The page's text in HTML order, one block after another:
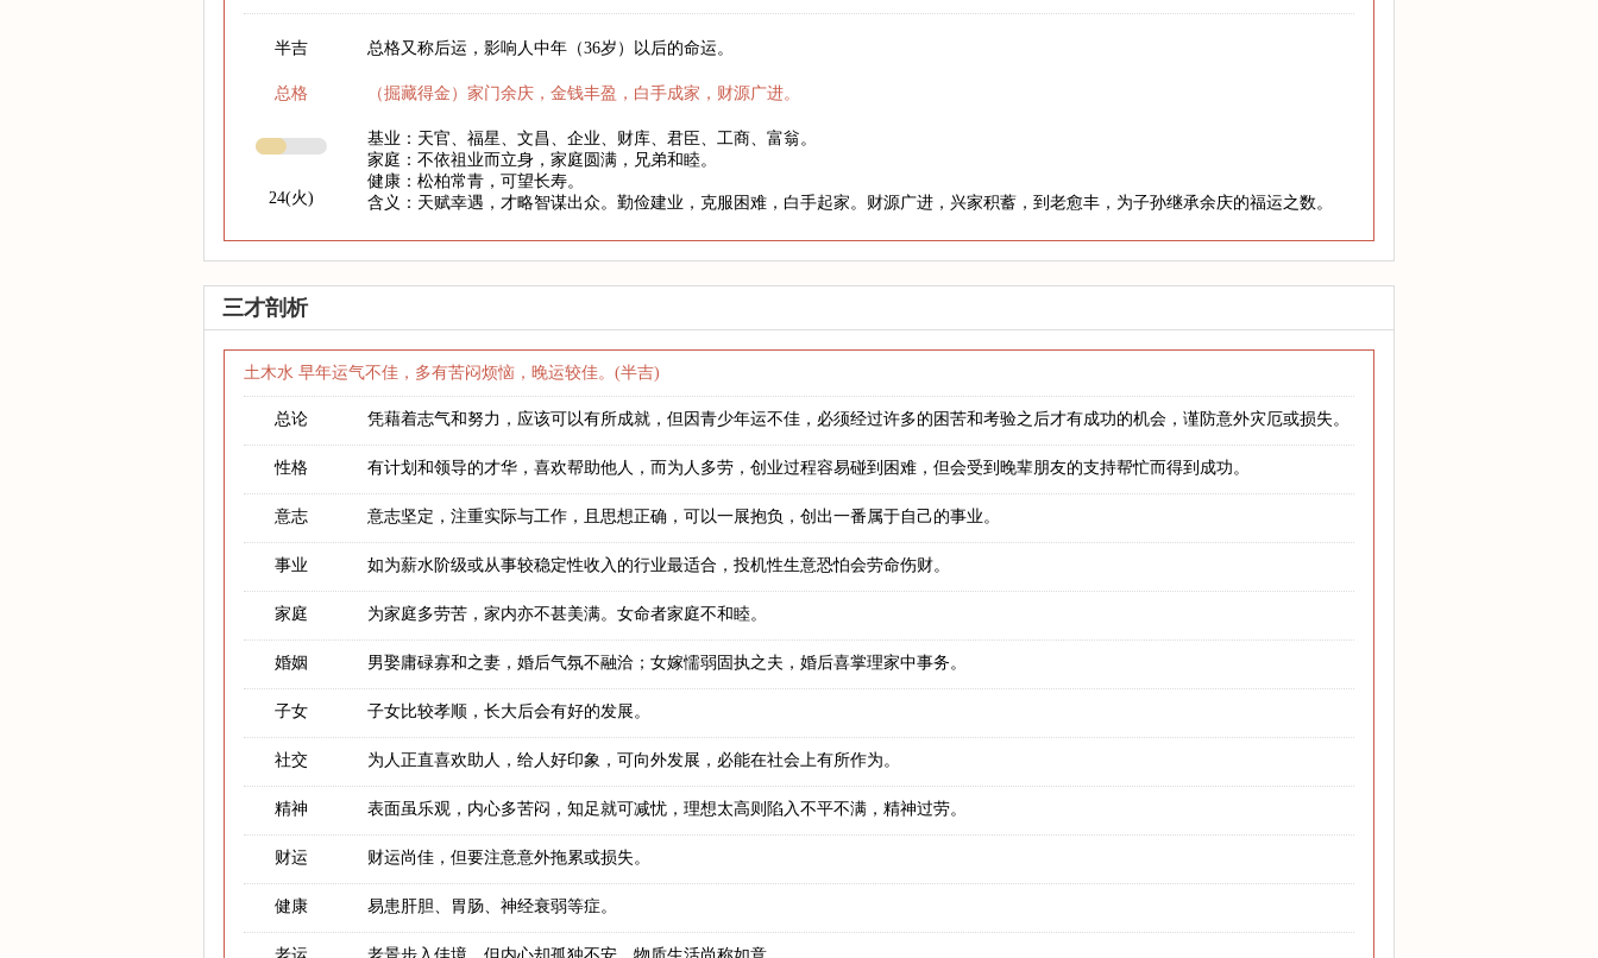
半吉
总格
24(火)
总格又称后运，影响人中年（36岁）以后的命运。
（掘藏得金）家门余庆，金钱丰盈，白手成家，财源广进。
基业：天官、福星、文昌、企业、财库、君臣、工商、富翁。
家庭：不依祖业而立身，家庭圆满，兄弟和睦。
健康：松柏常青，可望长寿。
含义：天赋幸遇，才略智谋出众。勤俭建业，克服困难，白手起家。财源广进，兴家积蓄，到老愈丰，为子孙继承余庆的福运之数。
三才剖析
土木水 早年运气不佳，多有苦闷烦恼，晚运较佳。(半吉)
总论 凭藉着志气和努力，应该可以有所成就，但因青少年运不佳，必须经过许多的困苦和考验之后才有成功的机会，谨防意外灾厄或损失。
性格 有计划和领导的才华，喜欢帮助他人，而为人多劳，创业过程容易碰到困难，但会受到晚辈朋友的支持帮忙而得到成功。
意志 意志坚定，注重实际与工作，且思想正确，可以一展抱负，创出一番属于自己的事业。
事业 如为薪水阶级或从事较稳定性收入的行业最适合，投机性生意恐怕会劳命伤财。
家庭 为家庭多劳苦，家内亦不甚美满。女命者家庭不和睦。
婚姻 男娶庸碌寡和之妻，婚后气氛不融洽；女嫁懦弱固执之夫，婚后喜掌理家中事务。
子女 子女比较孝顺，长大后会有好的发展。
社交 为人正直喜欢助人，给人好印象，可向外发展，必能在社会上有所作为。
精神 表面虽乐观，内心多苦闷，知足就可减忧，理想太高则陷入不平不满，精神过劳。
财运 财运尚佳，但要注意意外拖累或损失。
健康 易患肝胆、胃肠、神经衰弱等症。